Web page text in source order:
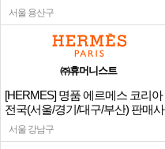
서울 용산구
㈜휴머니스트
[HERMES] 명품 에르메스 코리아
전국(서울/경기/대구/부산) 판매사
원
서울 강남구